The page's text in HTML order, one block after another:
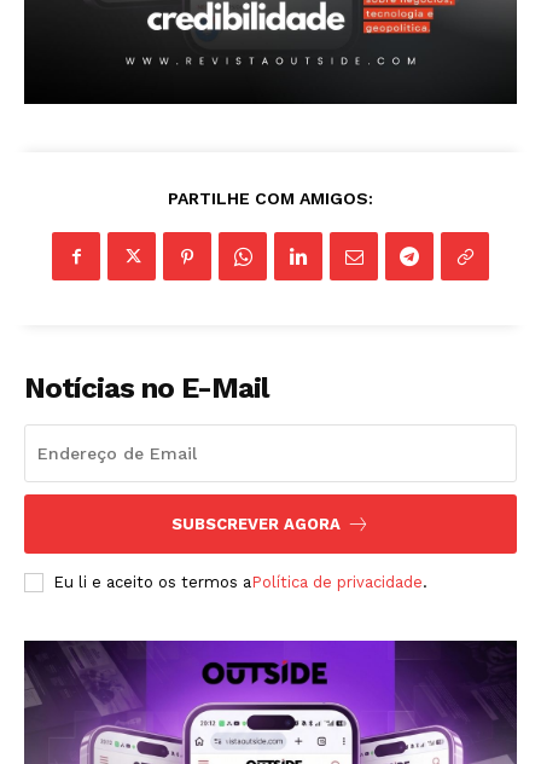
Revista Outside
ASSINAR
Sobre nós
Diretrizes Editoriais
Política de Privacidade
PARTILHE COM AMIGOS:
Notícias no E-Mail
SUBSCREVER AGORA
Eu li e aceito os termos aPolítica de privacidade.